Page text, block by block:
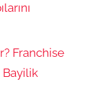
Franchise
Bayilik